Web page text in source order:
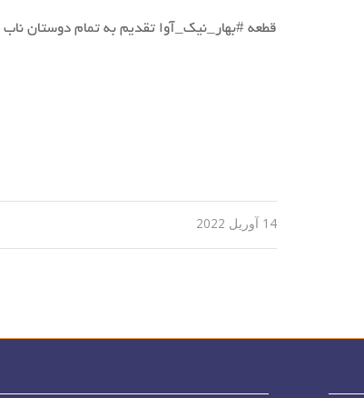
قطعه #بهار_نیک_آوا تقدیم به تمام دوستان
14 آوریل 2022